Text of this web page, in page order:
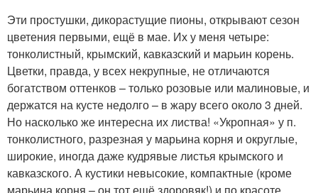
Эти простушки, дикорастущие пионы, открывают сезон
цветения первыми, ещё в мае. Их у меня четыре:
тонколистный, крымский, кавказский и марьин корень.
Цветки, правда, у всех некрупные, не отличаются
богатством оттенков – только розовые или малиновые, и
держатся на кусте недолго – в жару всего около 3 дней.
Но насколько же интересна их листва! «Укропная» у п.
тонколистного, разрезная у марьина корня и округлые,
широкие, иногда даже кудрявые листья крымского и
кавказского. А кустики невысокие, компактные (кроме